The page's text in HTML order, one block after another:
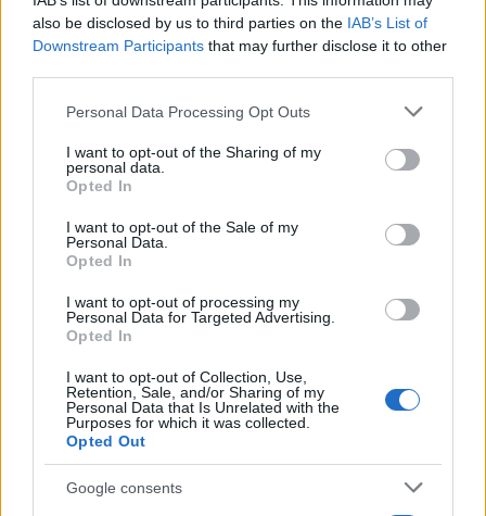
also be disclosed by us to third parties on the IAB’s List of
Downstream Participants that may further disclose it to other
Please note that this website/app uses one or more Google
not limited to your visit or usage behaviour. You may click to
grant or deny consent to Google and its third-party tags to
use your data for below specified purposes in below Google
consent section.
Personal Data Processing Opt Outs
I want to opt-out of the Sharing of my
personal data.
Opted In
I want to opt-out of the Sale of my
Personal Data.
Opted In
I want to opt-out of processing my
Personal Data for Targeted Advertising.
Opted In
I want to opt-out of Collection, Use,
Retention, Sale, and/or Sharing of my
Personal Data that Is Unrelated with the
Purposes for which it was collected.
Opted Out
Google consents
Η Jennifer κατέθεσε αγωγή εναντίον του West
το 2024. Η υπόθεση δεν έχει ακόμη εκδικαστεί.
Αν τα χάσατε